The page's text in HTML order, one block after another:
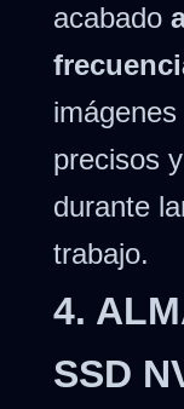
acabado
precisos
durante
trabajo.
4.
SSD